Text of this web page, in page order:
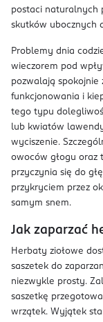
postaci naturalnych
skutków ubocznych
Problemy dnia
wieczorem pod
pozwalają spokojnie
funkcjonowania i
tego typu
lub kwiatów
wyciszenie.
owoców głogu oraz
przyczynia się do
przykryciem przez
samym snem.
Jak zaparzać
Herbaty ziołowe
saszetek do
niezwykle prosty.
saszetkę
wrzątek. Wyjątek